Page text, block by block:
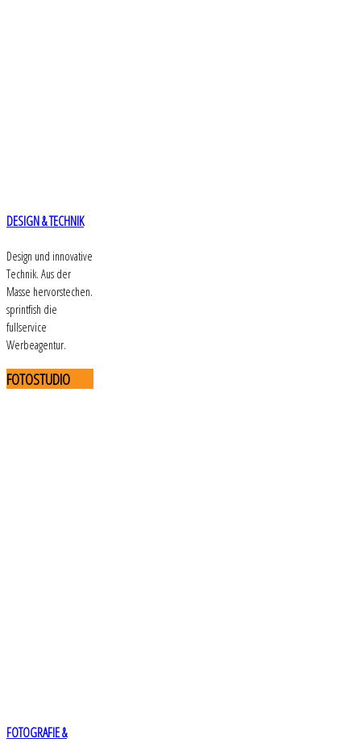
DESIGN & TECHNIK
Design und innovative
Technik. Aus der
Masse hervorstechen.
sprintfish die
fullservice
Werbeagentur.
FOTOSTUDIO
FOTOGRAFIE &